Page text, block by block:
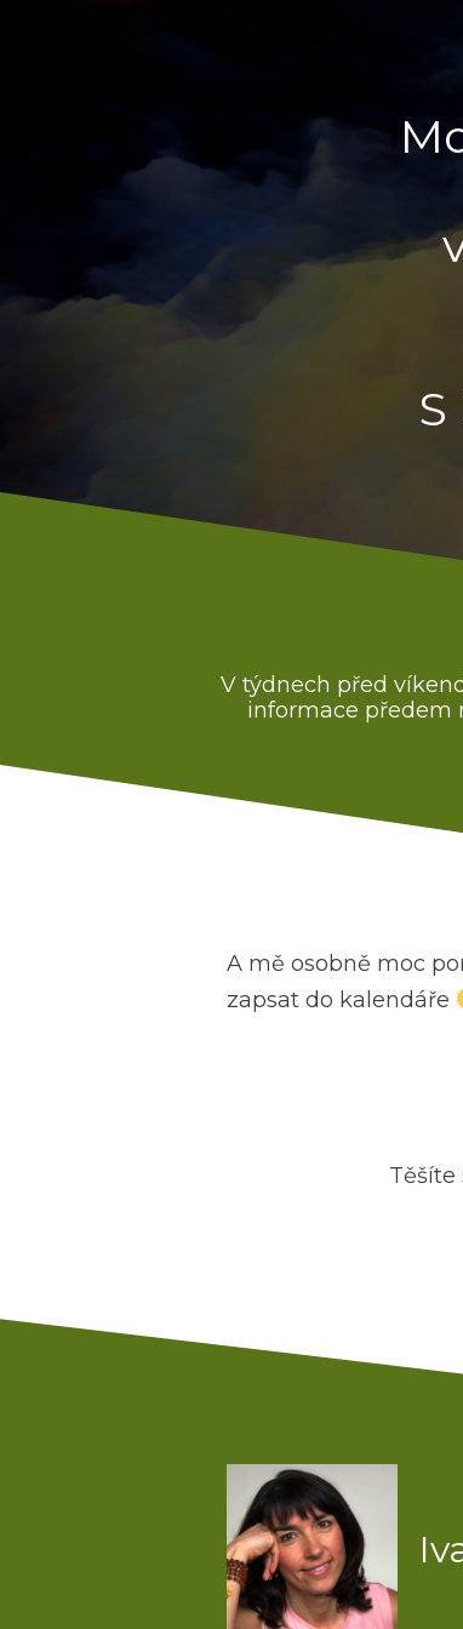
V týdnech před
informace předem
A mě osobně moc
zapsat do kalendáře
Těšíte